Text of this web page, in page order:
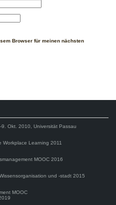
Browser für meinen nächsten
Okt. 2010, Universität Passau
Workplace Learning 2011
MOOC 2016
und -stadt 2015
MOOC